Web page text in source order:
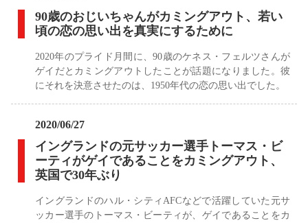
90歳のおじいちゃんがカミングアウト、若い
頃の恋の思い出を真実にするために
2020年のプライド月間に、90歳のケネス・フェルツさんが
ゲイだとカミングアウトしたことが話題になりました。彼
にそれを決意させたのは、1950年代の恋の思い出でした。
2020/06/27
イングランドの元サッカー選手トーマス・ビ
ーティがゲイであることをカミングアウト、
英国で30年ぶり
イングランドのハル・シティAFCなどで活躍していた元サ
ッカー選手のトーマス・ビーティが、ゲイであることをカ